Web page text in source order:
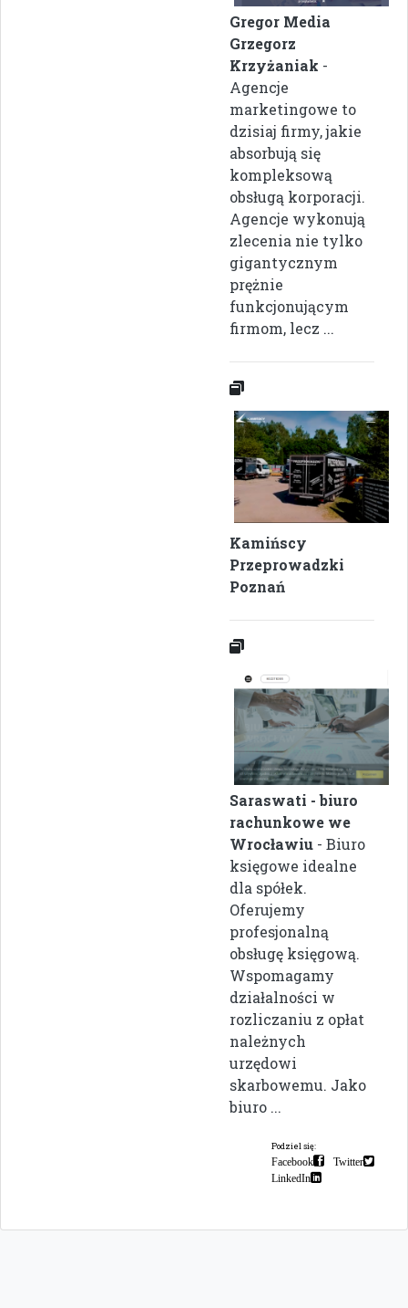
Gregor Media
Grzegorz
Krzyżaniak -
Agencje
marketingowe to
dzisiaj firmy, jakie
absorbują się
kompleksową
obsługą korporacji.
Agencje wykonują
zlecenia nie tylko
gigantycznym
prężnie
funkcjonującym
firmom, lecz ...
Kamińscy
Przeprowadzki
Poznań
Saraswati - biuro
rachunkowe we
Wrocławiu - Biuro
księgowe idealne
dla spółek.
Oferujemy
profesjonalną
obsługę księgową.
Wspomagamy
działalności w
rozliczaniu z opłat
należnych
urzędowi
skarbowemu. Jako
biuro ...
Podziel się:
Facebook
Twitter
LinkedIn